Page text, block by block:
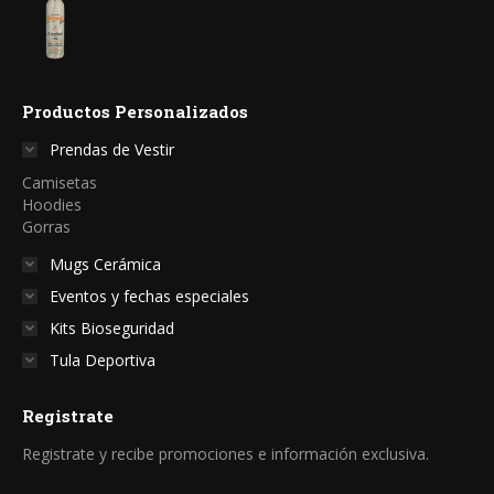
Productos Personalizados
Prendas de Vestir
Camisetas
Hoodies
Gorras
Mugs Cerámica
Eventos y fechas especiales
Kits Bioseguridad
Tula Deportiva
Registrate
Registrate y recibe promociones e información exclusiva.